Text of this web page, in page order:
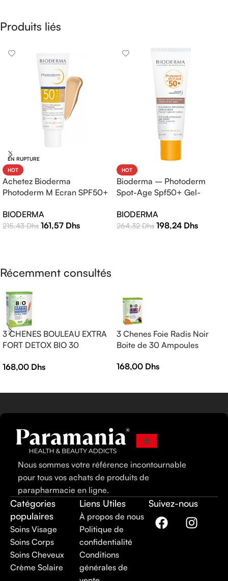
Produits liés
EN RUPTURE
HOT
Achetez Bioderma
Photoderm M Ecran SPF50+
Protection Solaire Haute
Efficacité
BIODERMA
215,43Dhs 161,57 Dhs
HOT
Bioderma – Photoderm
Spot-Age Spf50+ Gel-
BIODERMA
264,32Dhs 198,24 Dhs
Récemment consultés
3 CHENES BOULEAU EXTRA
FORT DETOX BIO 30
168,00 Dhs
3 Chenes Foie Radis Noir
Boite de 30 Ampoules
168,00 Dhs
Nous sommes votre référence incontournable
pour tous vos achats de produits de
parapharmacie en ligne.
Catégories
populaires
Soins Visage
Soins Corps
Soins Cheveux
Crème Solaire
Liens Utiles
À propos de nous
Politique de
confidentialité
Conditions
générales de
Suivez-nous